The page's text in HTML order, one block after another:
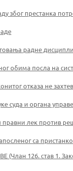
због престанка
радне
обима посла на
отказа не
суда и органа управе
лек против
са
126. став 1.